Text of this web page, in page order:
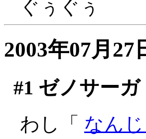
ぐぅぐぅ
2003年07月27
#1 ゼノサー
わし「 なん